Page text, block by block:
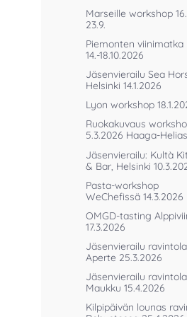
Marseille workshop
23.9.
Piemonten viinimatka
14.-18.10.2026
Jäsenvierailu Sea
Helsinki 14.1.2026
Lyon workshop
Ruokakuvaus
5.3.2026 Haaga-
Jäsenvierailu: Kultà
& Bar, Helsinki
Pasta-workshop
WeChefissä 14.3.2026
OMGD-tasting
17.3.2026
Jäsenvierailu ravintola
Aperte 25.3.2026
Jäsenvierailu ravintola
Maukku 15.4.2026
Kilpipäivän lounas